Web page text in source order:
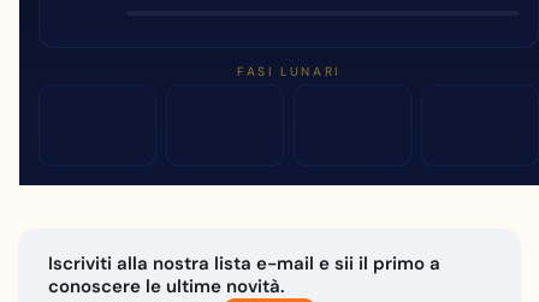
FASI LUNARI
Iscriviti alla nostra lista e-mail e sii il primo a
conoscere le ultime novità.